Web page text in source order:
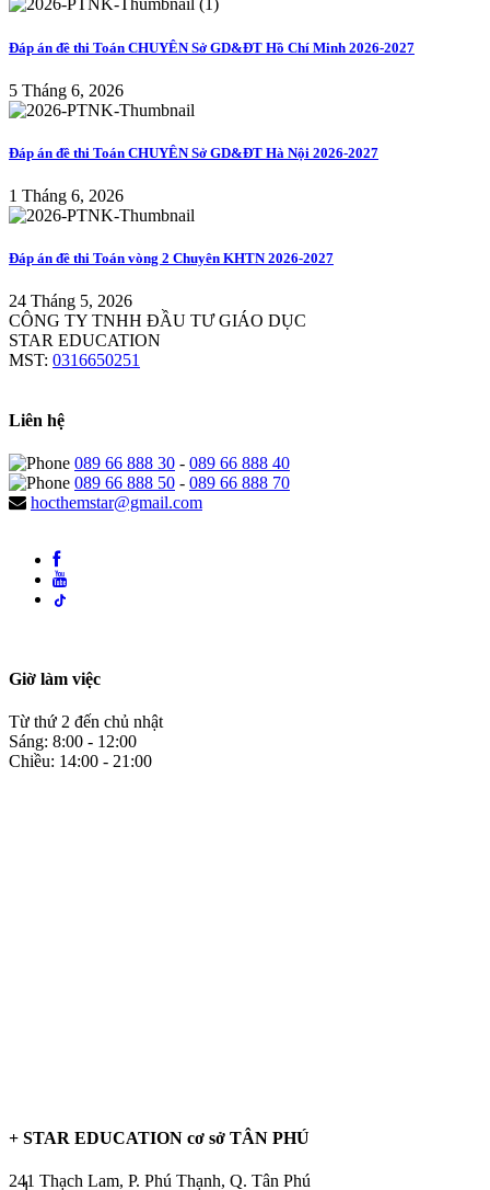
Đáp án đề thi Toán CHUYÊN Sở GD&ĐT Hồ Chí Minh 2026-2027
5 Tháng 6, 2026
Đáp án đề thi Toán CHUYÊN Sở GD&ĐT Hà Nội 2026-2027
1 Tháng 6, 2026
Đáp án đề thi Toán vòng 2 Chuyên KHTN 2026-2027
24 Tháng 5, 2026
CÔNG TY TNHH ĐẦU TƯ GIÁO DỤC
STAR EDUCATION
MST: 0316650251
Liên hệ
089 66 888 30 - 089 66 888 40
089 66 888 50 - 089 66 888 70
hocthemstar@gmail.com
Giờ làm việc
Từ thứ 2 đến chủ nhật
Sáng: 8:00 - 12:00
Chiều: 14:00 - 21:00
+ STAR EDUCATION cơ sở TÂN PHÚ
241 Thạch Lam, P. Phú Thạnh, Q. Tân Phú